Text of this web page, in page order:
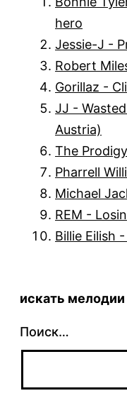
hero
Jessie-J -
Robert
Gorillaz -
JJ -
Austria)
The
Pharrell
Michael
REM -
Billie Eilish
искать мелодии
Поиск…